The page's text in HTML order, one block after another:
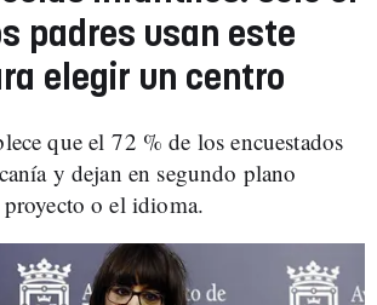
padres usan este
elegir un centro
que el 72 % de los encuestados
y dejan en segundo plano
o el idioma.